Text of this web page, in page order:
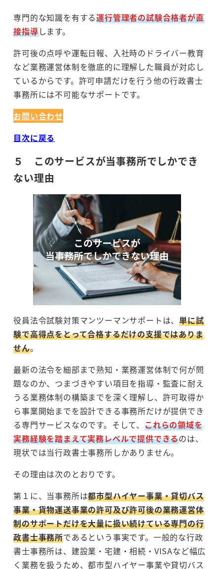
専門的な知識を有する運行管理者の試験合格者が直
接指導します。
許可後の点呼や運転日報、入社時のドライバー教育
など業務運営体制を徹底的に理解した職員が対応し
ているからです。許可申請だけを行う他の行政書士
事務所には不可能なサポートです。
お問い合わせ
目次に戻る
５ このサービスが当事務所でしかでき
ない理由
役員法令試験対策マンツーマンサポートは、単に試
験で高得点をとって合格するだけの支援ではありま
せん。
最新の法令を細部まで熟知・業務運営体制で何が問
題なのか、つまづきやすい項目を指導・監査に耐え
うる業務体制の構築までを深く理解し、許可取得か
ら事業開始までを設計できる事務所だけが提供でき
る専門サービスなのです。そして、 これらの領域を
実務経験を踏まえて実務レベルで提供できるのは、
現状では当行政書士事務所しかありません。
その理由は次のとおりです。
第１に、当事務所は都市型ハイヤー事業・貸切バス
事業・貨物運送事業の許可及び許可後の業務運営体
制のサポートだけを大量に扱い続けている専門の行
政書士事務所であるという事実です。一般的な行政
書士事務所は、建設業・宅建・相続・VISAなど幅広
く業務を扱うため、都市型ハイヤー事業や貸切バス